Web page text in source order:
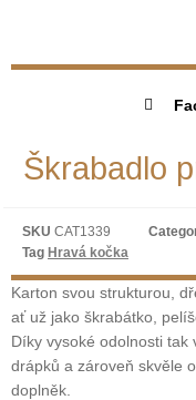
Škrabadlo
SKU CAT1339
Tag Hravá kočka
Karton svou strukturou,
ať už jako škrabátko,
Díky vysoké odolnosti
drápků a zároveň skvěle
doplněk.